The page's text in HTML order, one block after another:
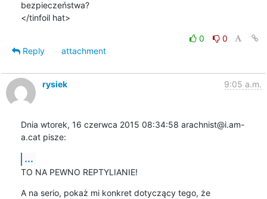
bezpieczeństwa?
</tinfoil hat>
0
0
Reply
attachment
rysiek 9:05 a.m.
Dnia wtorek, 16 czerwca 2015 08:34:58 arachnist@i.am-
a.cat pisze:
...
TO NA PEWNO REPTYLIANIE!
A na serio, pokaż mi konkret dotyczący tego, że